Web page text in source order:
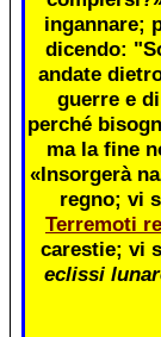
ingannare;
dicendo:
andate
guerre e
perché
ma la fine
«Insorgerà
regno; vi
Terremoti
carestie; vi
eclissi